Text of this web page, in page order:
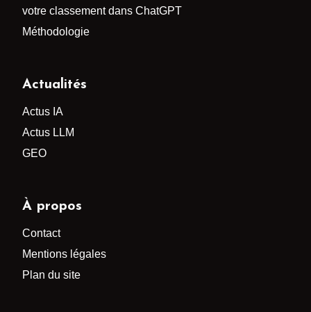
votre classement dans ChatGPT
Méthodologie
Actualités
Actus IA
Actus LLM
GEO
À propos
Contact
Mentions légales
Plan du site